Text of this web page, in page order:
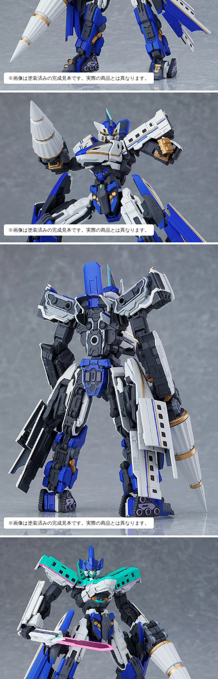
※画像は塗装済みの完成見本です。実際の商品とは異なります。
※画像は塗装済みの完成見本です。実際の商品とは異なります。
※画像は塗装済みの完成見本です。実際の商品とは異なります。